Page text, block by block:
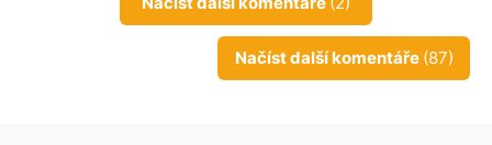
Načíst další komentáře (87)